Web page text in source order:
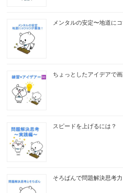
メンタルの安定〜地道に
ちょっとしたアイデアで
スピードを上げるには？
そろばんで問題解決思考